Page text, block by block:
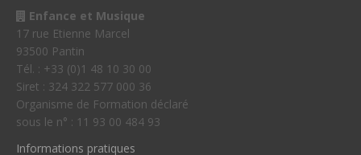
Enfance et Musique
17 rue Etienne Marcel
93500 Pantin
Tél. : +33 (0)1 48 10 30 00
Siret : 324 322 577 000 36
Organisme de Formation déclaré
sous le n° : 11 93 00 484 93
Informations pratiques